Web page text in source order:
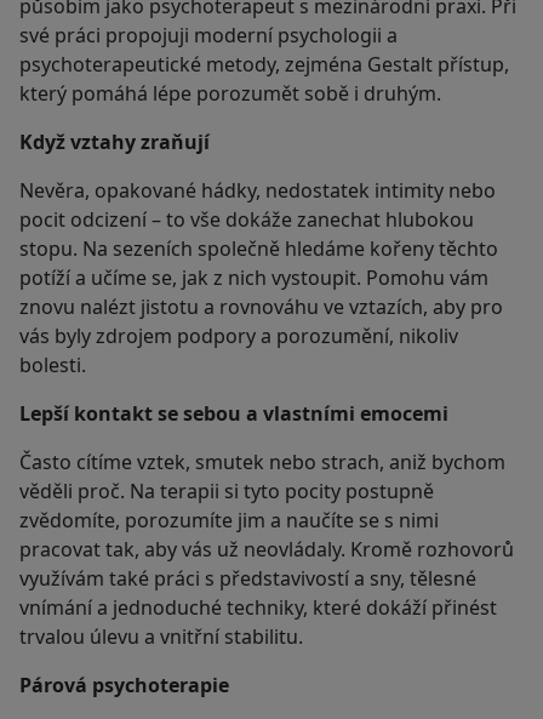
působím jako psychoterapeut s mezinárodní praxí. Při
své práci propojuji moderní psychologii a
psychoterapeutické metody, zejména Gestalt přístup,
který pomáhá lépe porozumět sobě i druhým.
Když vztahy zraňují
Nevěra, opakované hádky, nedostatek intimity nebo
pocit odcizení – to vše dokáže zanechat hlubokou
stopu. Na sezeních společně hledáme kořeny těchto
potíží a učíme se, jak z nich vystoupit. Pomohu vám
znovu nalézt jistotu a rovnováhu ve vztazích, aby pro
vás byly zdrojem podpory a porozumění, nikoliv
bolesti.
Lepší kontakt se sebou a vlastními emocemi
Často cítíme vztek, smutek nebo strach, aniž bychom
věděli proč. Na terapii si tyto pocity postupně
zvědomíte, porozumíte jim a naučíte se s nimi
pracovat tak, aby vás už neovládaly. Kromě rozhovorů
využívám také práci s představivostí a sny, tělesné
vnímání a jednoduché techniky, které dokáží přinést
trvalou úlevu a vnitřní stabilitu.
Párová psychoterapie